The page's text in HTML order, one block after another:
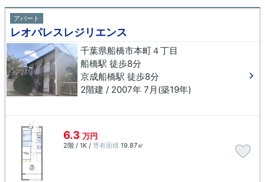
アパート
レオパレスレジリエンス
千葉県船橋市本町４丁目
船橋駅 徒歩8分
京成船橋駅 徒歩8分
2階建 / 2007年 7月(築19年)
6.3 万円
2階 / 1K / 専有面積 19.87㎡